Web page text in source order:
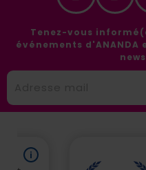
Tenez-vous
événements